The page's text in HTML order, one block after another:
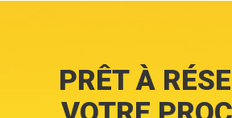
PRÊT À